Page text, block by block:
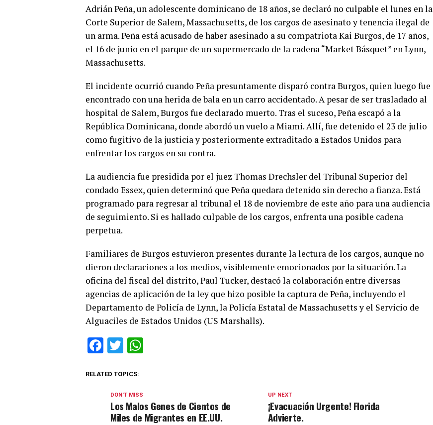
Adrián Peña, un adolescente dominicano de 18 años, se declaró no culpable el lunes en la
Corte Superior de Salem, Massachusetts, de los cargos de asesinato y tenencia ilegal de
un arma. Peña está acusado de haber asesinado a su compatriota Kai Burgos, de 17 años,
el 16 de junio en el parque de un supermercado de la cadena “Market Básquet” en Lynn,
Massachusetts.
El incidente ocurrió cuando Peña presuntamente disparó contra Burgos, quien luego fue
encontrado con una herida de bala en un carro accidentado. A pesar de ser trasladado al
hospital de Salem, Burgos fue declarado muerto. Tras el suceso, Peña escapó a la
República Dominicana, donde abordó un vuelo a Miami. Allí, fue detenido el 23 de julio
como fugitivo de la justicia y posteriormente extraditado a Estados Unidos para
enfrentar los cargos en su contra.
La audiencia fue presidida por el juez Thomas Drechsler del Tribunal Superior del
condado Essex, quien determinó que Peña quedara detenido sin derecho a fianza. Está
programado para regresar al tribunal el 18 de noviembre de este año para una audiencia
de seguimiento. Si es hallado culpable de los cargos, enfrenta una posible cadena
perpetua.
Familiares de Burgos estuvieron presentes durante la lectura de los cargos, aunque no
dieron declaraciones a los medios, visiblemente emocionados por la situación. La
oficina del fiscal del distrito, Paul Tucker, destacó la colaboración entre diversas
agencias de aplicación de la ley que hizo posible la captura de Peña, incluyendo el
Departamento de Policía de Lynn, la Policía Estatal de Massachusetts y el Servicio de
Alguaciles de Estados Unidos (US Marshalls).
Facebook
Twitter
RELATED TOPICS:
UP NEXT
¡Evacuación Urgente! Florida
Advierte.
DON'T MISS
Los Malos Genes de Cientos de
Miles de Migrantes en EE.UU.